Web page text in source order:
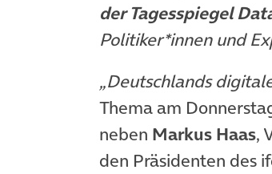
der Tagesspiegel
Politiker*innen und
„Deutschlands
Thema am
neben Markus Haas,
den Präsidenten des